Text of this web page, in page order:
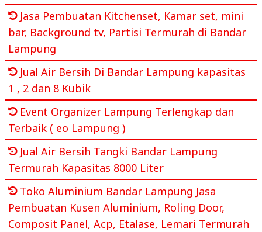
Jasa Pembuatan Kitchenset, Kamar set, mini
bar, Background tv, Partisi Termurah di Bandar
Lampung
Jual Air Bersih Di Bandar Lampung kapasitas
1 , 2 dan 8 Kubik
Event Organizer Lampung Terlengkap dan
Terbaik ( eo Lampung )
Jual Air Bersih Tangki Bandar Lampung
Termurah Kapasitas 8000 Liter
Toko Aluminium Bandar Lampung Jasa
Pembuatan Kusen Aluminium, Roling Door,
Composit Panel, Acp, Etalase, Lemari Termurah